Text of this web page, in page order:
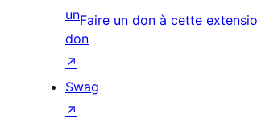
Faire un don à cette
un
don
↗
Swag
↗